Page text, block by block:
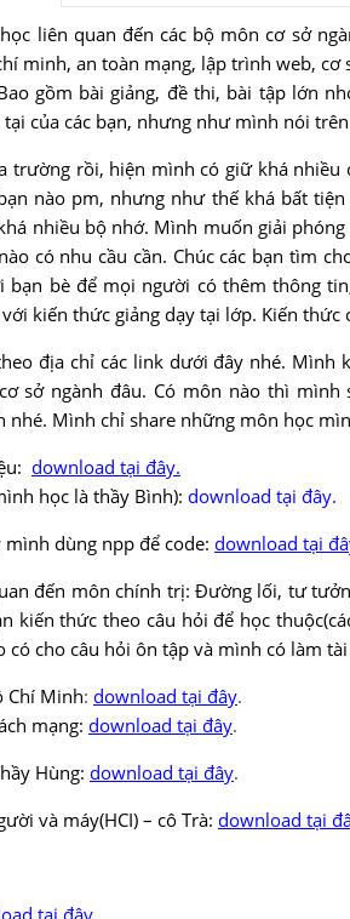
liên quan đến các bộ môn cơ sở
minh, an toàn mạng, lập trình web,
gồm bài giảng, đề thi, bài tập lớn
của các bạn, nhưng như mình nói
trường rồi, hiện mình có giữ khá nhiều
nào pm, nhưng như thế khá bất
nhiều bộ nhớ. Mình muốn giải
có nhu cầu cần. Chúc các bạn tìm
bạn bè để mọi người có thêm thông
kiến thức giảng dạy tại lớp. Kiến thức
địa chỉ các link dưới đây nhé.
sở ngành đâu. Có môn nào thì
nhé. Mình chỉ share những môn học
download tại đây.
học là thầy Bình): download tại đây.
dùng npp để code: download tại
đến môn chính trị: Đường lối, tư
kiến thức theo câu hỏi để học
có cho câu hỏi ôn tập và mình có làm
Chí Minh: download tại đây.
mạng: download tại đây.
Hùng: download tại đây.
và máy(HCI) – cô Trà: download tại
tại đây.